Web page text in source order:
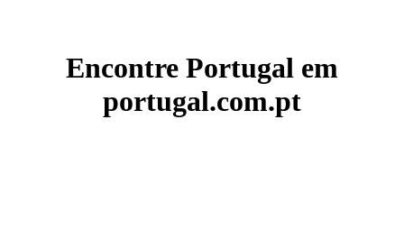
Encontre Portugal em
portugal.com.pt